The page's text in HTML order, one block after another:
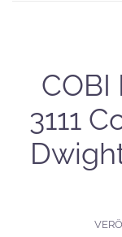
COBI
3111